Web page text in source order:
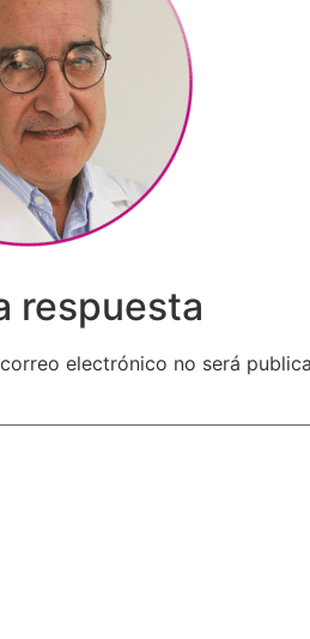
respuesta
electrónico no será